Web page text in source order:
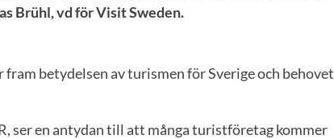
Brühl, vd för Visit Sweden.
betydelsen av turismen för Sverige och behovet
ser en antydan till att många turistföretag kommer